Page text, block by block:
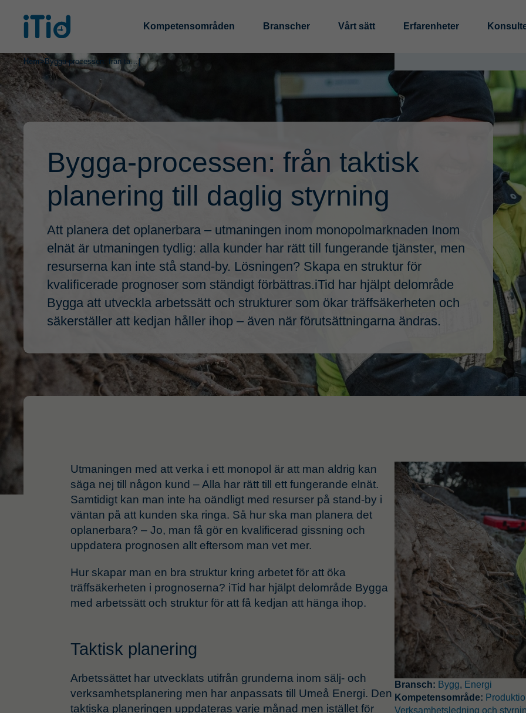
Kompetensområden
Digitalisering och
Standardisering
Analys av
Digitalisera och
Processeffektivisering
LCA (livscykelanalys)
EPD
Cirkulär
Supply Chain
Affärssystem och
Leverantörsutveckling
Branscher
Tillverkningsindustri
Offentlig sektor
Vårt sätt Erfarenheter
Hem> Bygga-processen: från taktisk planering till daglig styrning|
Bygga-processen: från taktisk
planering till daglig styrning
Att planera det oplanerbara – utmaningen inom monopolmarknaden Inom
elnät är utmaningen tydlig: alla kunder har rätt till fungerande tjänster, men
resurserna kan inte stå stand-by. Lösningen? Skapa en struktur för
kvalificerade prognoser som ständigt förbättras.iTid har hjälpt delområde
Bygga att utveckla arbetssätt och strukturer som ökar träffsäkerheten och
säkerställer att kedjan håller ihop – även när förutsättningarna ändras.
Utmaningen med att verka i ett monopol är att man aldrig kan
säga nej till någon kund – Alla har rätt till ett fungerande elnät.
Samtidigt kan man inte ha oändligt med resurser på stand-by i
väntan på att kunden ska ringa. Så hur ska man planera det
oplanerbara? – Jo, man få gör en kvalificerad gissning och
uppdatera prognosen allt eftersom man vet mer.
Hur skapar man en bra struktur kring arbetet för att öka
träffsäkerheten i prognoserna? iTid har hjälpt delområde Bygga
med arbetssätt och struktur för att få kedjan att hänga ihop.
Taktisk planering
Arbetssättet har utvecklats utifrån grunderna inom sälj- och
verksamhetsplanering men har anpassats till Umeå Energi. Den
taktiska planeringen uppdateras varje månad men istället för
Bransch: Bygg, Energi
Kompetensområde:
Verksamhetsledning och